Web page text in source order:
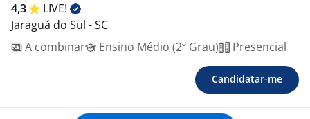
4,3
LIVE!
Jaraguá do Sul - SC
A combinar
Ensino Médio (2º Grau) Presencial
Candidatar-me